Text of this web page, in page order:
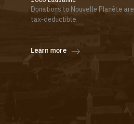
Donations to Nouvelle Planète are
tax-deductible.
Learn more